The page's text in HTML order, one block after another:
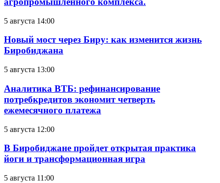
5 августа 14:00
Новый мост через Биру: как изменится жизнь
Биробиджана
5 августа 13:00
Аналитика ВТБ: рефинансирование
потребкредитов экономит четверть
ежемесячного платежа
5 августа 12:00
В Биробиджане пройдет открытая практика
йоги и трансформационная игра
5 августа 11:00